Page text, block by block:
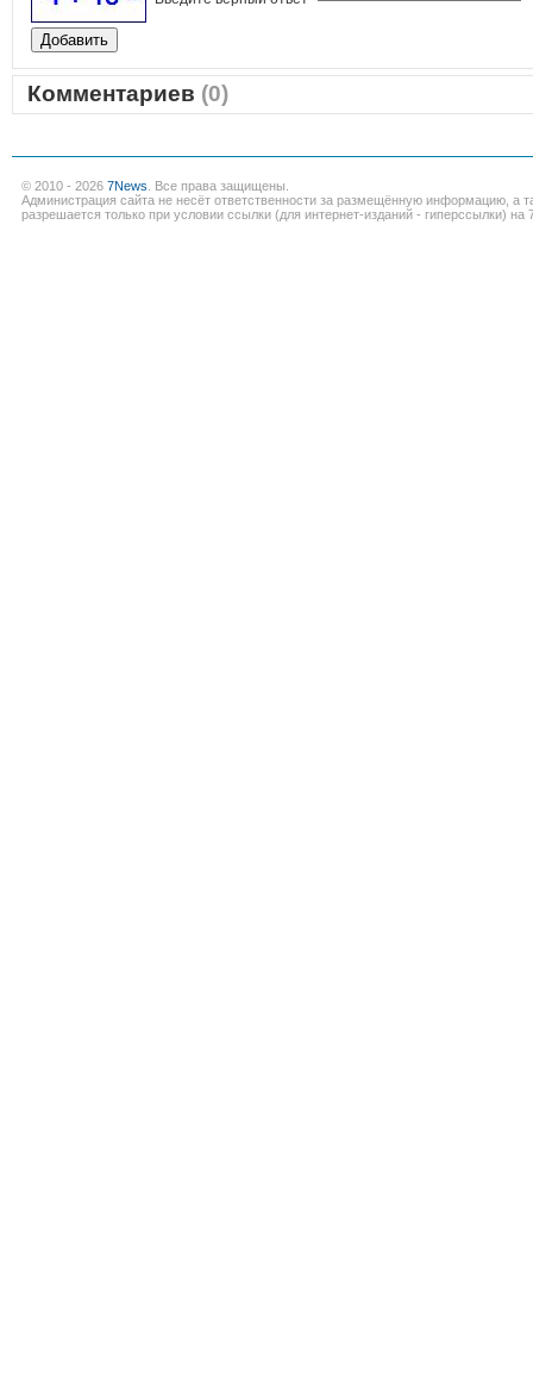
Комментариев (0)
© 2010 - 2026 7News . Все права защищены.
Администрация сайта не несёт ответственности за размещённую информацию, а
разрешается только при условии ссылки (для интернет-изданий - гиперссылки) на